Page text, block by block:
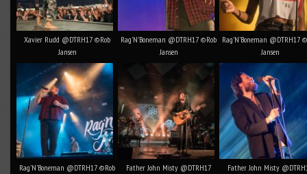
Xavier Rudd @DTRH17 ©Rob
Jansen
Rag’N’Boneman @DTRH17 ©Rob
Jansen
Rag’N’Boneman @DTRH17
Jansen
Rag’N’Boneman @DTRH17 ©Rob
Father John Misty @DTRH17
Father John Misty